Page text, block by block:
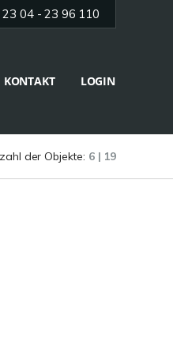
23 04 - 23 96 110
KONTAKT LOGIN
der Objekte: 6 | 19